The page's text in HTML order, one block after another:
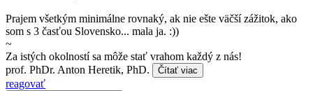
Prajem všetkým minimálne rovnaký, ak nie ešte väčší zážitok, ako
som s 3 časťou Slovensko... mala ja. :))
~
Za istých okolností sa môže stať vrahom každý z nás!
prof. PhDr. Anton Heretik, PhD.
Čítať viac
reagovať